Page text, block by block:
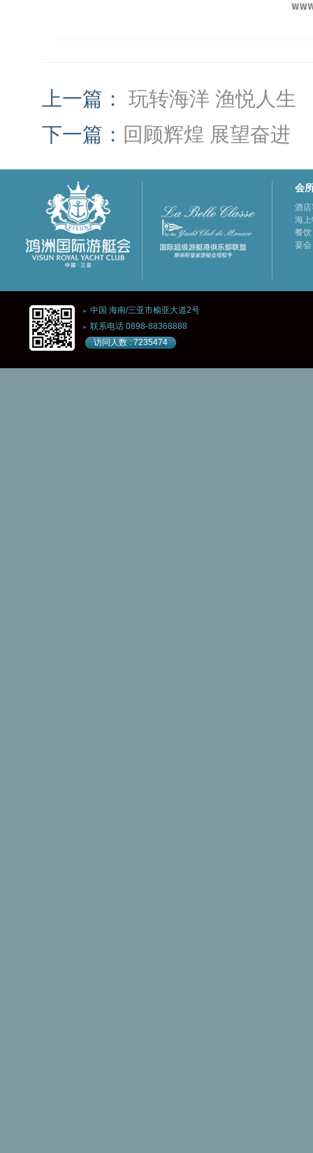
上一篇：
玩转海洋 渔悦人生
下一篇： 回顾辉煌 展望奋进
会
酒
海
餐饮
宴会
中国 海南/三亚市榆亚大道2号
联系电话 0898-88368888
访问人数 : 7235474